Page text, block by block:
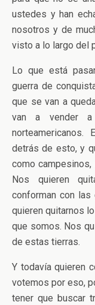
ustedes y han
nosotros y de
visto a lo largo del
Lo que está
guerra de
que se van a
van a vender a
detrás de esto, y
como
Nos quieren
conforman con las
quieren quitarnos
que somos. Nos
de estas tierras.
Y todavía quieren
votemos por eso,
tener que buscar